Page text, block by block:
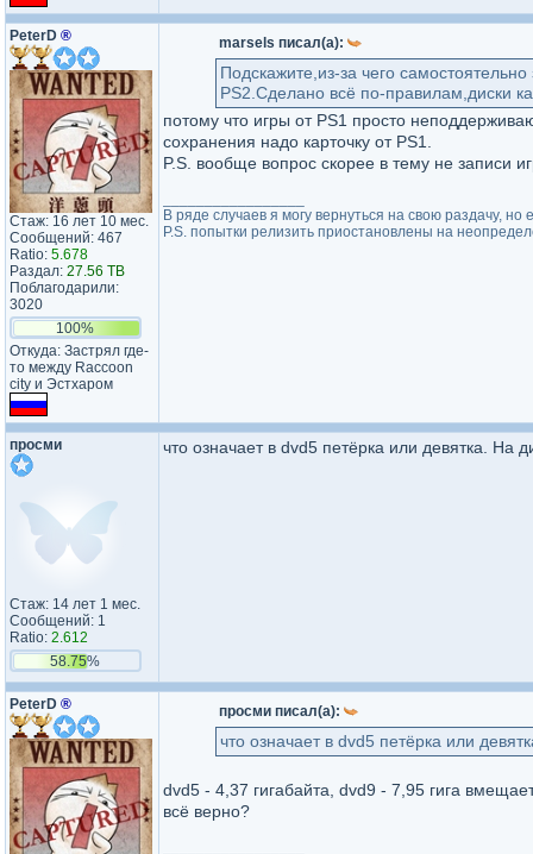
PeterD ®
Стаж: 16 лет 10 мес.
Сообщений: 467
Ratio: 5.678
Раздал: 27.56 TB
Поблагодарили:
3020
100%
Откуда: Застрял где-
то между Raccoon
city и Эстхаром
marsels писал(а):
Подскажите,из-за чего
PS2.Сделано всё по-правилам,диски
потому что игры от PS1 просто
сохранения надо карточку от PS1.
P.S. вообще вопрос скорее в тему не записи
В ряде случаев я могу вернуться на свою раздачу,
P.S. попытки релизить приостановлены на
просми
Стаж: 14 лет 1 мес.
Сообщений: 1
Ratio: 2.612
58.75%
что означает в dvd5 петёрка или девятка. На
PeterD ® просми писал(а):
что означает в dvd5 петёрка или
dvd5 - 4,37 гигабайта, dvd9 - 7,95 гига
всё верно?